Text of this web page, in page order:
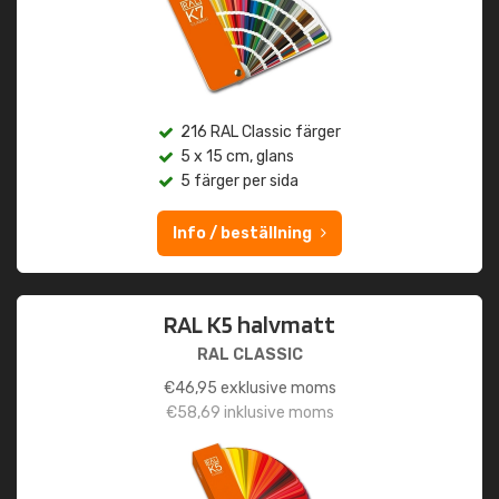
216 RAL Classic färger
5 x 15 cm, glans
5 färger per sida
Info / beställning
RAL K5 halvmatt
RAL CLASSIC
€46,95 exklusive moms
€58,69 inklusive moms